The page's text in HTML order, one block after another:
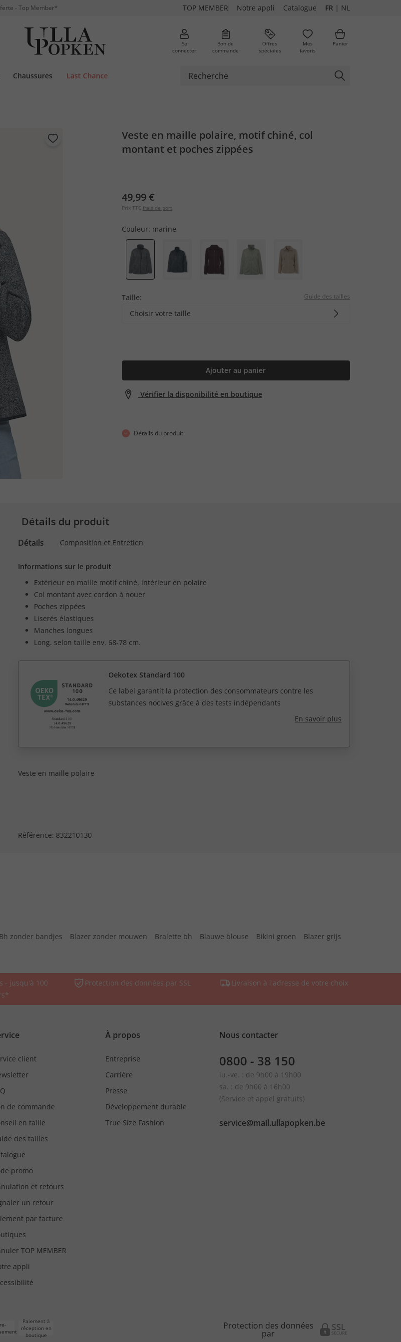
- Top Member* TOP MEMBER Notre appli Catalogue FR | NL
Se
connecter
Bon de
commande
Offres
spéciales
Mes
favoris
Panier
Chaussures Last Chance
Veste en maille polaire, motif chiné, col
montant et poches zippées
49,99 €
Prix TTC frais de port
Couleur: marine
Taille: Guide des tailles
Choisir votre taille
Ajouter au panier
Vérifier la disponibilité en boutique
Détails du produit
Détails du produit
Détails Composition et Entretien
Informations sur le produit
Extérieur en maille motif chiné, intérieur en polaire
Col montant avec cordon à nouer
Poches zippées
Liserés élastiques
Manches longues
Long. selon taille env. 68-78 cm.
Oekotex Standard 100
Ce label garantit la protection des consommateurs contre les
substances nocives grâce à des tests indépendants
En savoir plus
Veste en maille polaire
Référence: 832210130
Bh zonder bandjes Blazer zonder mouwen Bralette bh Blauwe blouse Bikini groen
Blazer grijs
- jusqu'à 100
Protection des données par SSL Livraison à l'adresse de votre choix
client
de commande
en taille
des tailles
promo
et retours
un retour
par facture
TOP MEMBER
appli
À propos
Entreprise
Carrière
Presse
Développement durable
True Size Fashion
Nous contacter
0800 - 38 150
lu.-ve. : de 9h00 à 19h00
sa. : de 9h00 à 16h00
(Service et appel gratuits)
service@mail.ullapopken.be
Paiement à
réception en
boutique
Protection des données
par